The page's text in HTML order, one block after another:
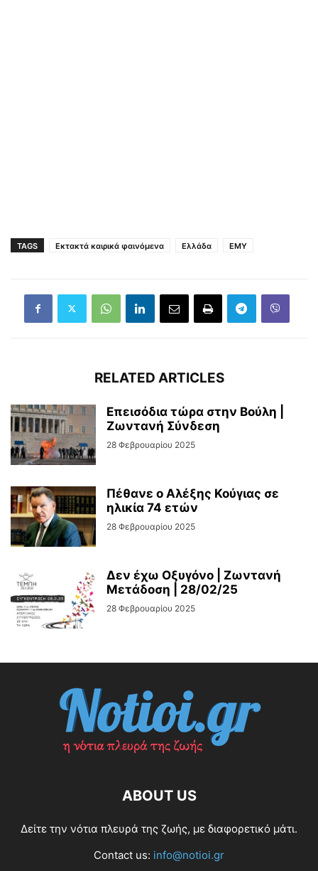
TAGS Εκτακτά καιρικά φαινόμενα Ελλάδα ΕΜΥ
RELATED ARTICLES
Επεισόδια τώρα στην Βούλη |
Ζωντανή Σύνδεση
28 Φεβρουαρίου 2025
Πέθανε ο Αλέξης Κούγιας σε
ηλικία 74 ετών
28 Φεβρουαρίου 2025
Δεν έχω Οξυγόνο | Ζωντανή
Μετάδοση | 28/02/25
28 Φεβρουαρίου 2025
ABOUT US
Δείτε την νότια πλευρά της ζωής, με διαφορετικό μάτι.
Contact us: info@notioi.gr